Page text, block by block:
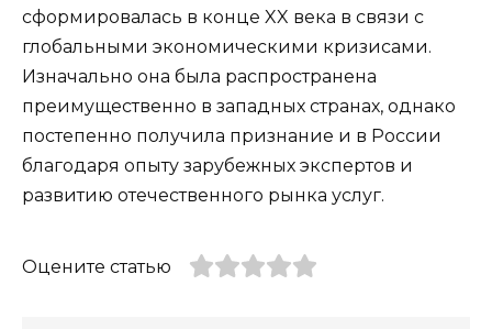
сформировалась в конце XX века в связи с
глобальными экономическими кризисами.
Изначально она была распространена
преимущественно в западных странах, однако
постепенно получила признание и в России
благодаря опыту зарубежных экспертов и
развитию отечественного рынка услуг.
Оцените статью